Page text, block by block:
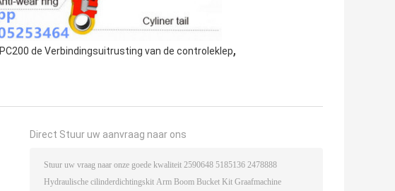
PC200 de Verbindingsuitrusting van de controleklep,
Direct Stuur uw aanvraag naar ons